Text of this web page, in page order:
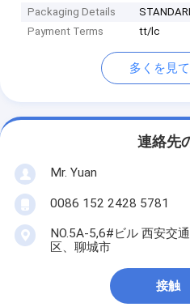
Packaging Details
Payment Terms
tt/lc
多くを見
連絡先
Mr. Yuan
0086 152 2428 5781
NO.5A-5,6#ビル 西安交
区、聊城市
接触